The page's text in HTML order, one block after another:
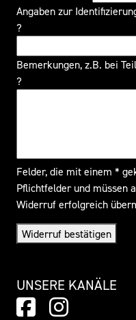
Angaben zur
?
Bemerkungen, z.B. bei
?
Felder, die mit einem *
Pflichtfelder und müssen
Widerruf erfolgreich
Widerruf bestätigen
UNSERE KANÄLE